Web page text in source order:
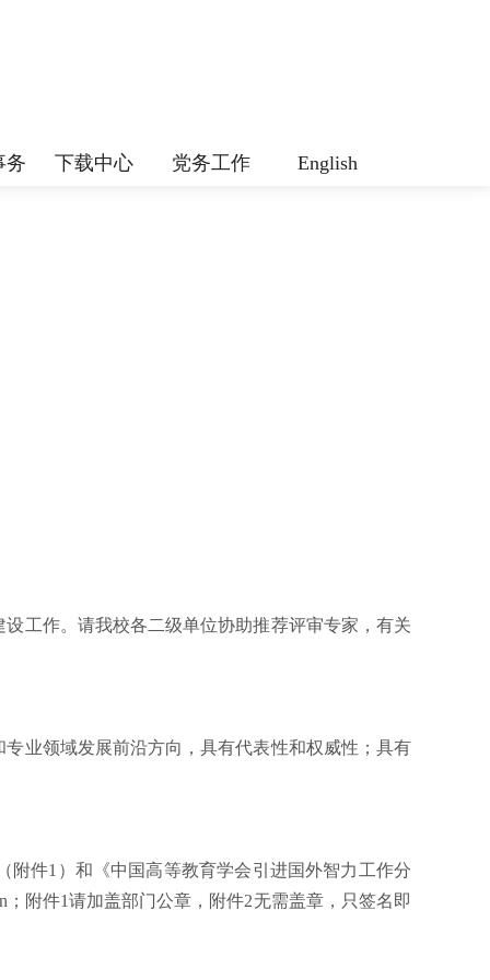
务 下载中心 党务工作 English
设工作。请我校各二级单位协助推荐评审专家，有关
业领域发展前沿方向，具有代表性和权威性；具有
附件1）和《中国高等教育学会引进国外智力工作分
；附件1请加盖部门公章 ，附件2无需盖章，只签名即